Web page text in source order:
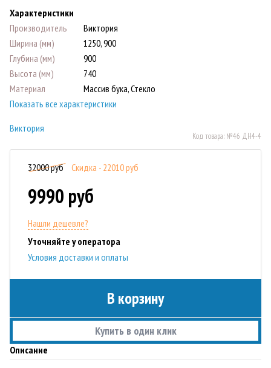
Характеристики
Производитель
Виктория
Ширина (мм)
1250, 900
Глубина (мм)
900
Высота (мм)
740
Материал
Массив бука, Стекло
Показать все характеристики
Виктория
Код товара: №46 ДН4-4
32000 руб Скидка - 22010 руб
9990 руб
Нашли дешевле?
Уточняйте у оператора
Условия доставки и оплаты
В корзину
Купить в один клик
Описание